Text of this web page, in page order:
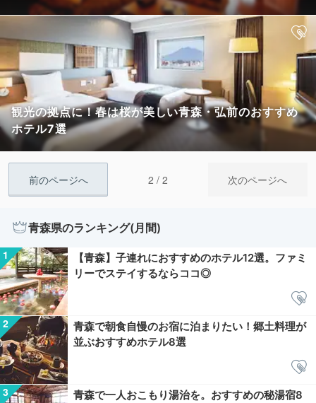
観光の拠点に！春は桜が美しい青森・弘前のおすすめ
ホテル7選
前のページへ 2 / 2 次のページへ
青森県のランキング(月間)
【青森】子連れにおすすめのホテル12選。ファミ
リーでステイするならココ◎
青森で朝食自慢のお宿に泊まりたい！郷土料理が
並ぶおすすめホテル8選
青森で一人おこもり湯治を。おすすめの秘湯宿8